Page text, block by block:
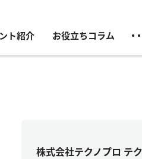
ト紹介 お役立ちコラム
株式会社テクノプロ テク